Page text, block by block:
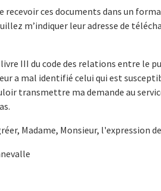
recevoir ces documents dans un
m’indiquer leur adresse de
III du code des relations entre le
a mal identifié celui qui est
transmettre ma demande au
Madame, Monsieur, l'expression